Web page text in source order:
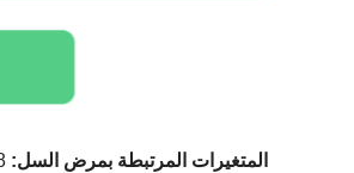
المتغيرات المرتبطة بمرض السل: